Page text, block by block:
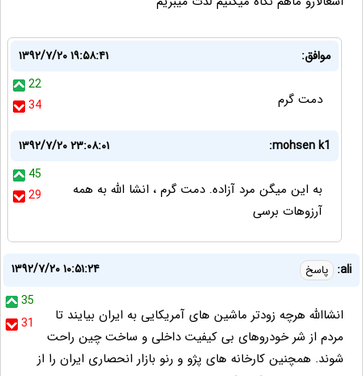
موافق:
۱۳۹۲/۷/۲۰ ۱۹:۵۸:۴۱
22
34
دمت گرم
mohsen k1:
۱۳۹۲/۷/۲۰ ۲۳:۰۸:۰۱
45
29
به این میگن مرد آزاده. دمت گرم ، انشا الله به همه
آرزوهات برسی
ali: پاسخ
۱۳۹۲/۷/۲۰ ۱۰:۵۱:۲۴
35
31
انشاالله هرچه زودتر ماشين های آمريکايی به ايران بيايند تا
مردم از شر خودروهای بی کيفيت داخلی و ساخت چين راحت
شوند. همچنين کارخانه های پژو و رنو بازار انحصاری ايران را از